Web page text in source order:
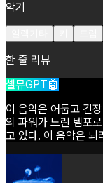
악기
한 줄 리뷰
셀뮤GPT🤖
이 음악은 어둡고 긴
의 파워가 느린 템포로
고 있다. 이 음악은 뇌